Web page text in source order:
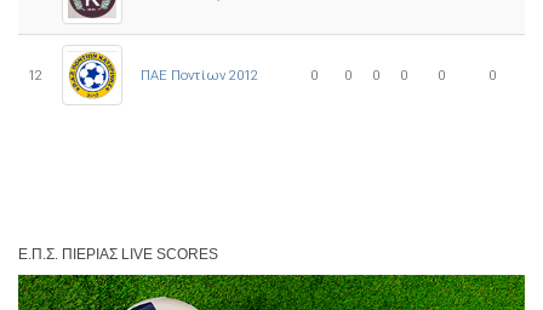
12 ΠΑΕ Ποντίων 2012 0 0 0 0 0 0
Ε.Π.Σ. ΠΙΕΡΊΑΣ LIVE SCORES